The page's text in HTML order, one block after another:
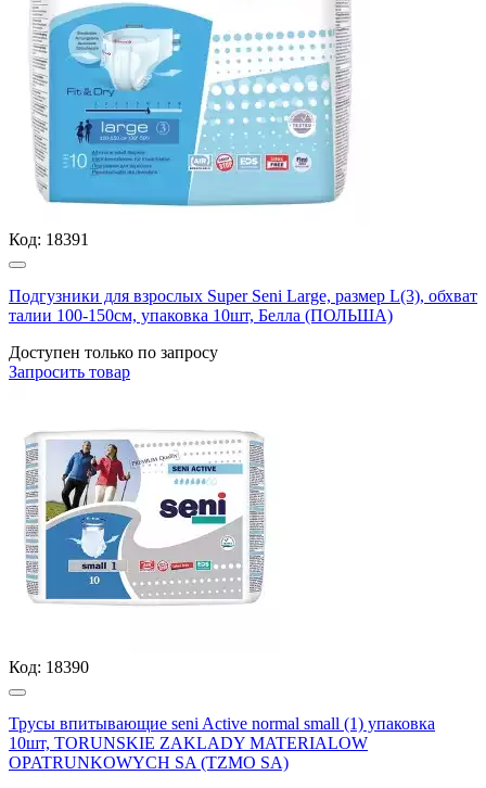
Код: 18391
Подгузники для взрослых Super Seni Large, размер L(3), обхват
талии 100-150см, упаковка 10шт, Белла (ПОЛЬША)
Доступен только по запросу
Запросить товар
Код: 18390
Трусы впитывающие seni Active normal small (1) упаковка
10шт, TORUNSKIE ZAKLADY MATERIALOW
OPATRUNKOWYCH SA (TZMO SA)